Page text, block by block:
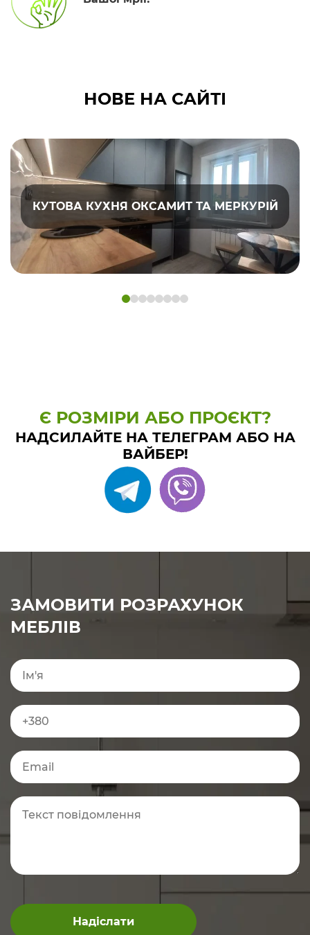
НОВЕ НА САЙТІ
КУТОВА КУХНЯ ОКСАМИТ ТА МЕРКУРІЙ
Є РОЗМІРИ АБО ПРОЄКТ?
НАДСИЛАЙТЕ НА ТЕЛЕГРАМ АБО НА
ВАЙБЕР!
ЗАМОВИТИ РОЗРАХУНОК
МЕБЛІВ